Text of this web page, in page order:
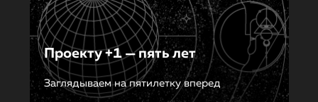
Проекту +1 — пять лет
Заглядываем на пятилетку вперед